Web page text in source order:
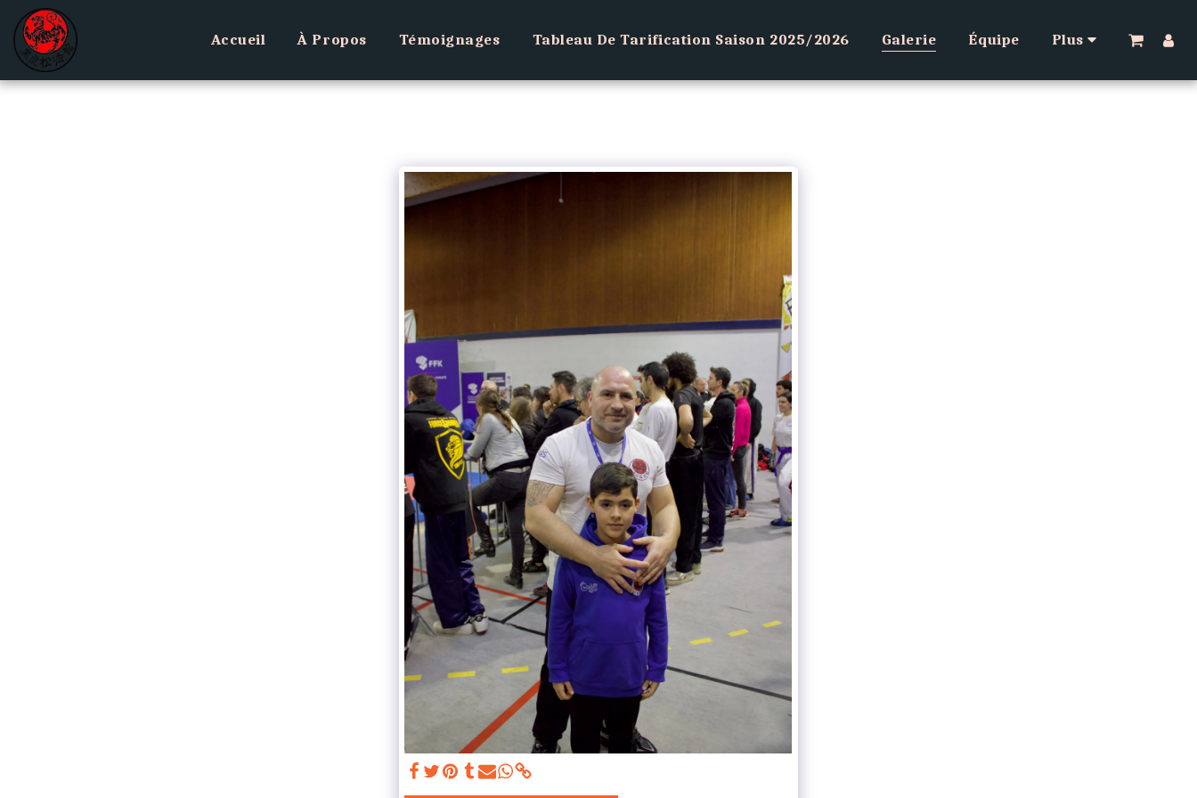
Accueil À Propos Témoignages Tableau De Tarification Saison 2025/2026 Galerie Équipe Plus